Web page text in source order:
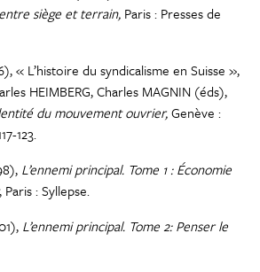
siège et terrain, Paris : Presses de
« L’histoire du syndicalisme en Suisse »,
HEIMBERG, Charles MAGNIN (éds),
du mouvement ouvrier,Genève :
123.
L’ennemi principal. Tome 1 : Économie
, Paris : Syllepse.
L’ennemi principal. Tome 2: Penser le